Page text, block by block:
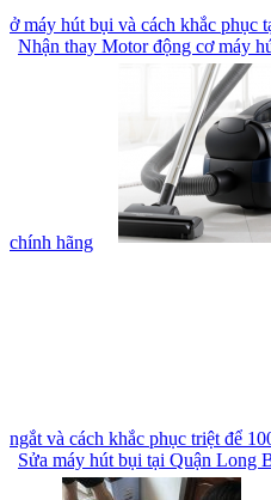
ở máy hút bụi và cách khắc phục
Nhận thay Motor động cơ máy
chính hãng
ngắt và cách khắc phục triệt để
Sửa máy hút bụi tại Quận Long